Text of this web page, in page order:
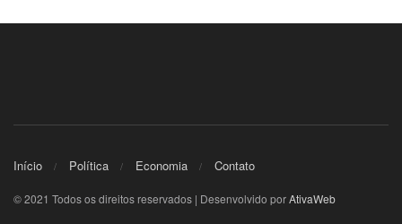
Início Política Economia Contato
© 2021 Todos os direitos reservados | Desenvolvido porAtivaWeb